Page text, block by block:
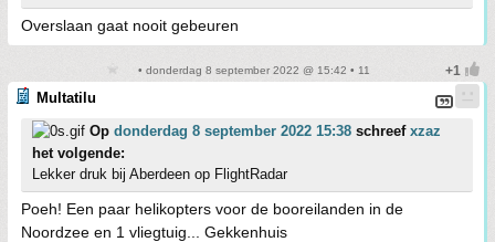
Overslaan gaat nooit gebeuren
• donderdag 8 september 2022 @ 15:42 • 11
Multatilu
Op donderdag 8 september 2022 15:38 schreef xzaz
het volgende:
Lekker druk bij Aberdeen op FlightRadar
Poeh! Een paar helikopters voor de booreilanden in de
Noordzee en 1 vliegtuig... Gekkenhuis